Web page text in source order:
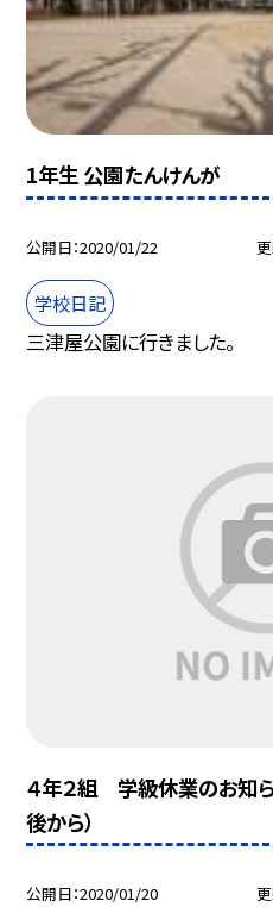
1年生 公園たんけんが
公開日 2020/01/22
学校日記
三津屋公園に行きました。
４年２組 学級休業のお知ら
後から）
公開日 2020/01/20